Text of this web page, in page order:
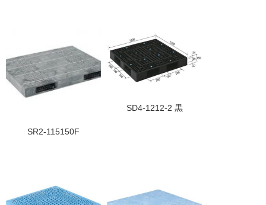
SR2-115150F
SD4-1212-2 黒